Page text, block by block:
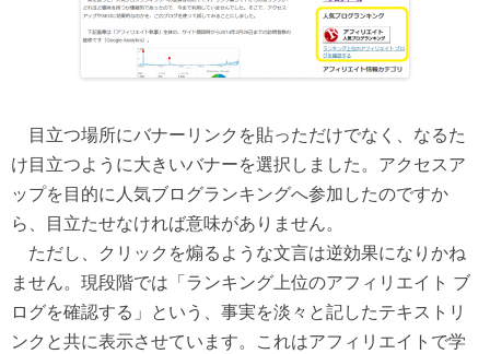
目立つ場所にバナーリンクを貼っただけでなく、なるた
け目立つように大きいバナーを選択しました。アクセスア
ップを目的に人気ブログランキングへ参加したのですか
ら、目立たせなければ意味がありません。
ただし、クリックを煽るような文言は逆効果になりかね
ません。現段階では「ランキング上位のアフィリエイト ブ
ログを確認する」という、事実を淡々と記したテキストリ
ンクと共に表示させています。これはアフィリエイトで学